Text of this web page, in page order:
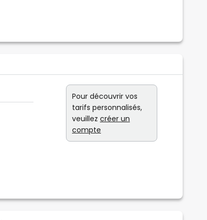
Pour découvrir vos
tarifs personnalisés,
veuillez créer un
compte